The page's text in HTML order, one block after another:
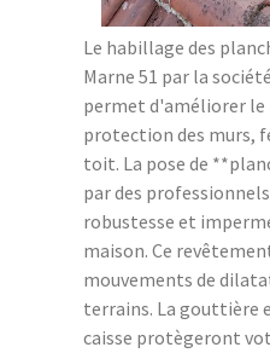
Le habillage des
Marne 51 par la
permet d'améliorer le
protection des murs,
toit. La pose de
par des
robustesse et
maison. Ce
mouvements de
terrains. La gouttière
caisse protègeront